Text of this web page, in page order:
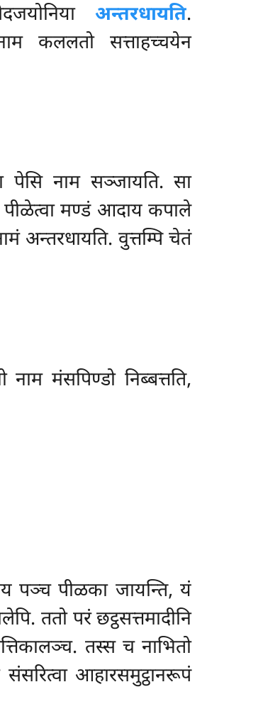
अन्तरधायति.
कललतो सत्ताहच्चयेन
पेसि नाम सञ्जायति. सा
पीळेत्वा मण्डं आदाय कपाले
अन्तरधायति. वुत्तम्पि चेतं
मंसपिण्डो निब्बत्तति,
पञ्च पीळका जायन्ति, यं
ततो परं छट्ठसत्तमादीनि
तस्स च नाभितो
आहारसमुट्ठानरूपं